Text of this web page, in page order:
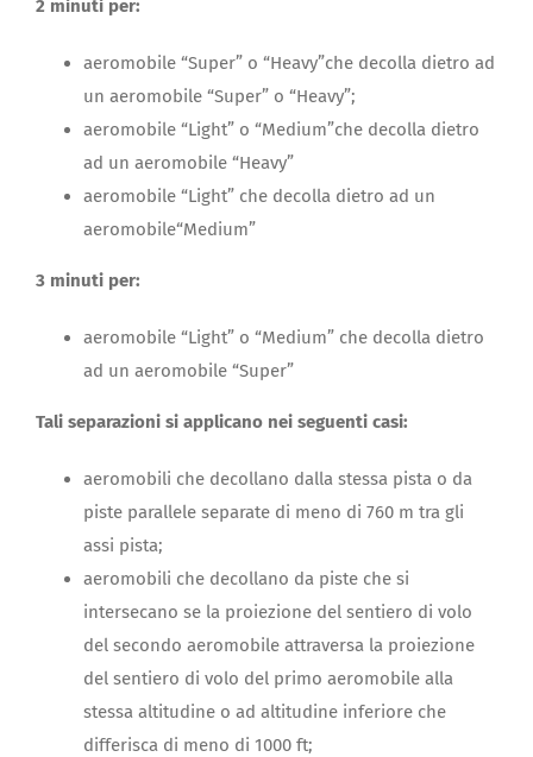
2 minuti per:
aeromobile “Super” o “Heavy”che decolla dietro ad
un aeromobile “Super” o “Heavy”;
aeromobile “Light” o “Medium”che decolla dietro
ad un aeromobile “Heavy”
aeromobile “Light” che decolla dietro ad un
aeromobile“Medium”
3 minuti per:
aeromobile “Light” o “Medium” che decolla dietro
ad un aeromobile “Super”
Tali separazioni si applicano nei seguenti casi:
aeromobili che decollano dalla stessa pista o da
piste parallele separate di meno di 760 m tra gli
assi pista;
aeromobili che decollano da piste che si
intersecano se la proiezione del sentiero di volo
del secondo aeromobile attraversa la proiezione
del sentiero di volo del primo aeromobile alla
stessa altitudine o ad altitudine inferiore che
differisca di meno di 1000 ft;